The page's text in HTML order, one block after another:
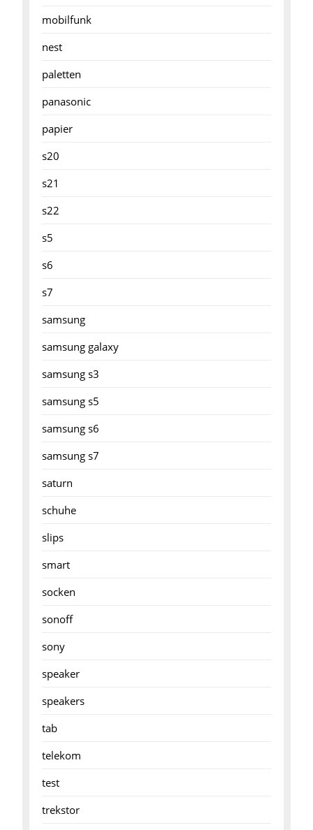
mobilfunk
nest
paletten
panasonic
papier
s20
s21
s22
s5
s6
s7
samsung
samsung galaxy
samsung s3
samsung s5
samsung s6
samsung s7
saturn
schuhe
slips
smart
socken
sonoff
sony
speaker
speakers
tab
telekom
test
trekstor